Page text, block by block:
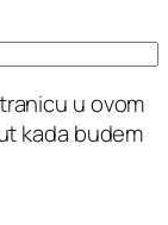
u ovom
kada budem